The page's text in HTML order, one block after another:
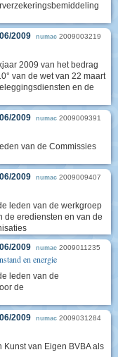
2009 numac 2009003219
2009 van het bedrag
van de wet van 22 maart
en de
2009 numac 2009009391
van de Commissies
2009 numac 2009009407
leden van de werkgroep
de erediensten en van de
2009 numac 2009011235
en energie
leden van de
de
2009 numac 2009031284
van Eigen BVBA als